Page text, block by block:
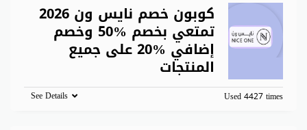
كوبون خصم نايس ون 2026
تمتعي بخصم %50 وخصم
إضافي %20 على جميع
المنتجات
Used 4427 times
See Details